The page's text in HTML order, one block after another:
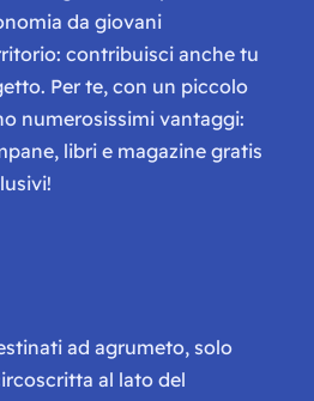
da giovani
contribuisci anche tu
Per te, con un piccolo
numerosissimi vantaggi:
libri e magazine gratis
ad agrumeto, solo
al lato del